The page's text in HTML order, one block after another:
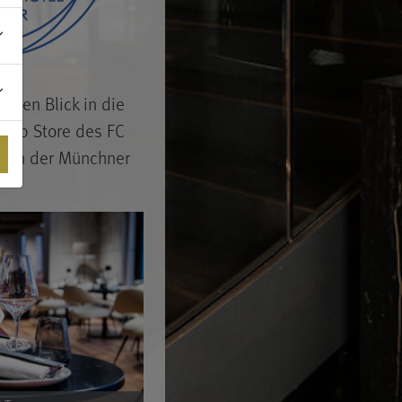
Blick in die
Store des FC
der Münchner